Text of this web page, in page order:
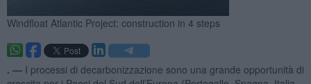
Windfloat Atlantic Project: construction in 4 steps
. — I processi di decarbonizzazione sono una grande opportunità di